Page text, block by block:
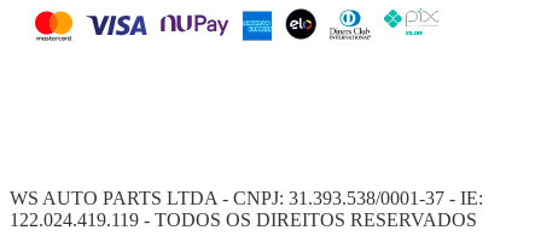
WS AUTO PARTS LTDA - CNPJ: 31.393.538/0001-37 - IE:
122.024.419.119 - TODOS OS DIREITOS RESERVADOS